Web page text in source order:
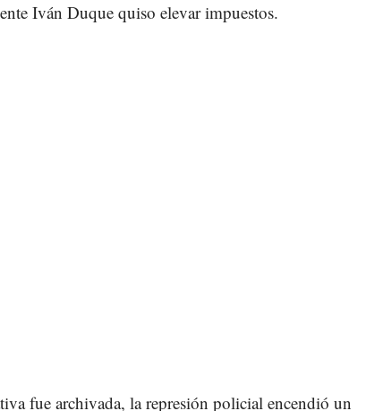
Iván Duque quiso elevar impuestos.
fue archivada, la represión policial encendió un